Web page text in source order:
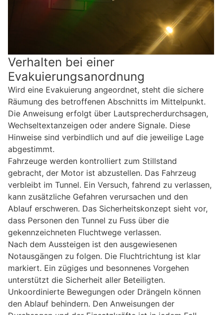
Verhalten bei einer
Evakuierungsanordnung
Wird eine Evakuierung angeordnet, steht die sichere
Räumung des betroffenen Abschnitts im Mittelpunkt.
Die Anweisung erfolgt über Lautsprecherdurchsagen,
Wechseltextanzeigen oder andere Signale. Diese
Hinweise sind verbindlich und auf die jeweilige Lage
abgestimmt.
Fahrzeuge werden kontrolliert zum Stillstand
gebracht, der Motor ist abzustellen. Das Fahrzeug
verbleibt im Tunnel. Ein Versuch, fahrend zu verlassen,
kann zusätzliche Gefahren verursachen und den
Ablauf erschweren. Das Sicherheitskonzept sieht vor,
dass Personen den Tunnel zu Fuss über die
gekennzeichneten Fluchtwege verlassen.
Nach dem Aussteigen ist den ausgewiesenen
Notausgängen zu folgen. Die Fluchtrichtung ist klar
markiert. Ein zügiges und besonnenes Vorgehen
unterstützt die Sicherheit aller Beteiligten.
Unkoordinierte Bewegungen oder Drängeln können
den Ablauf behindern. Den Anweisungen der